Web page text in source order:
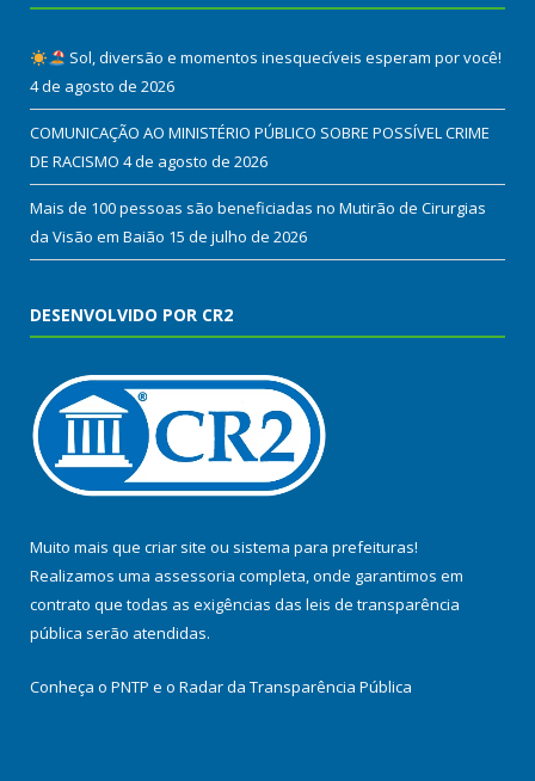
Sol, diversão e momentos inesquecíveis esperam por você!
4 de agosto de 2026
COMUNICAÇÃO AO MINISTÉRIO PÚBLICO SOBRE POSSÍVEL CRIME
DE RACISMO 4 de agosto de 2026
Mais de 100 pessoas são beneficiadas no Mutirão de Cirurgias
da Visão em Baião 15 de julho de 2026
DESENVOLVIDO POR CR2
Muito mais que criar site ou sistema para prefeituras!
Realizamos uma assessoria completa, onde garantimos em
contrato que todas as exigências das leis de transparência
pública serão atendidas.
Conheça o PNTP e o Radar da Transparência Pública